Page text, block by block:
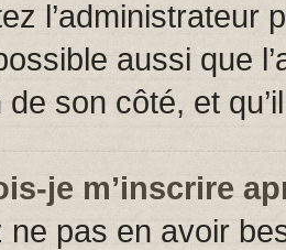
l’administrateur
aussi que
son côté, et
je m’inscrire
pas en avoir